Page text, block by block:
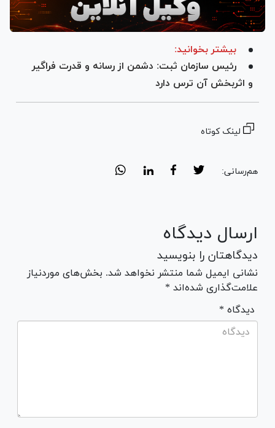
بیشتر بخوانید:
رئیس سازمان ثبت: دشمن از رسانه و قدرت فراگیر
و اثربخش آن ترس دارد
لینک کوتاه
هم‌رسانی:
ارسال دیدگاه
دیدگاهتان را بنویسید
نشانی ایمیل شما منتشر نخواهد شد. بخش‌های موردنیاز
علامت‌گذاری شده‌اند *
* دیدگاه